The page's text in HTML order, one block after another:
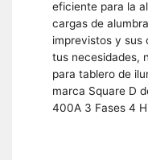
eficiente para la
cargas de
imprevistos y sus
tus necesidades,
para tablero de
marca Square D
400A 3 Fases 4